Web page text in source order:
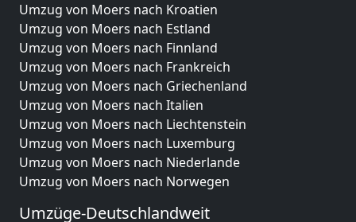
Umzug von Moers nach Kroatien
Umzug von Moers nach Estland
Umzug von Moers nach Finnland
Umzug von Moers nach Frankreich
Umzug von Moers nach Griechenland
Umzug von Moers nach Italien
Umzug von Moers nach Liechtenstein
Umzug von Moers nach Luxemburg
Umzug von Moers nach Niederlande
Umzug von Moers nach Norwegen
Umzüge-Deutschlandweit